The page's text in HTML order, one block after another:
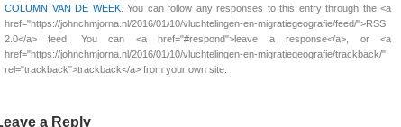
COLUMN VAN DE WEEK. You can follow any responses to this entry through the <a
href="https://johnchmjorna.nl/2016/01/10/vluchtelingen-en-migratiegeografie/feed/">RSS
2.0</a> feed. You can <a href="#respond">leave a response</a>, or <a
href="https://johnchmjorna.nl/2016/01/10/vluchtelingen-en-migratiegeografie/trackback/"
rel="trackback">trackback</a> from your own site.
a Reply